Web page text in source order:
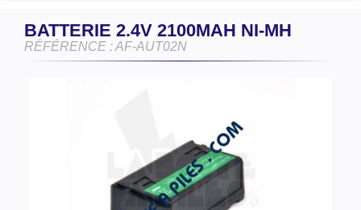
BATTERIE 2.4V 2100MAH NI-MH
RÉFÉRENCE : AF-AUT02N